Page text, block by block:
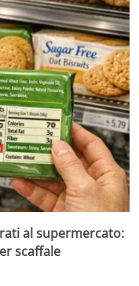
al supermercato:
scaffale